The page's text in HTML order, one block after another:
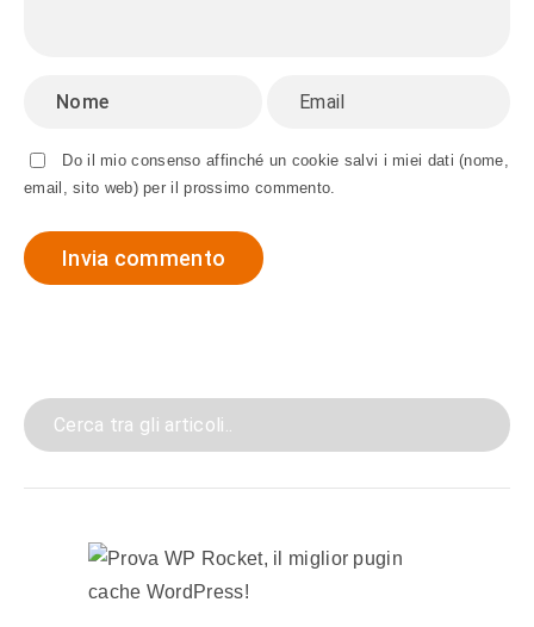
Do il mio consenso affinché un cookie salvi i miei dati (nome,
email, sito web) per il prossimo commento.